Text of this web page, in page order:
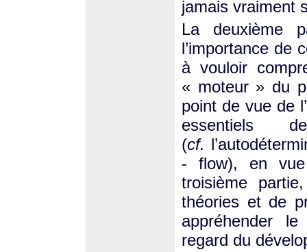
jamais vraiment
La deuxième
l’importance de
à vouloir
« moteur » du
point de vue de
(cf.
- flow), en
troisième
théories et de
appréhender
regard du